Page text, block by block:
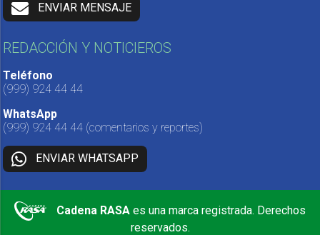
ENVIAR MENSAJE
REDACCIÓN Y NOTICIEROS
Teléfono
(999) 924 44 44
WhatsApp
(999) 924 44 44 (comentarios y reportes)
ENVIAR WHATSAPP
Cadena RASA es una marca registrada. Derechos
reservados.